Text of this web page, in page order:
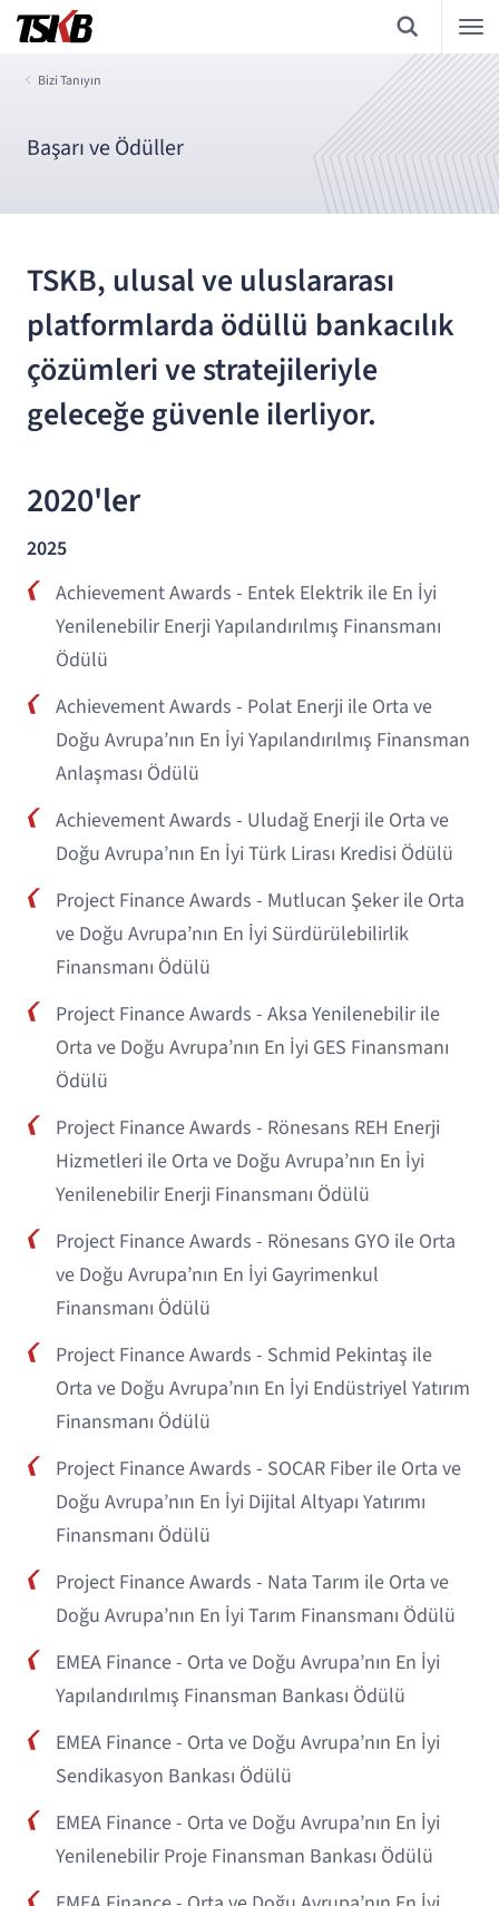
Bizi Tanıyın
Başarı ve Ödüller
TSKB, ulusal ve uluslararası
platformlarda ödüllü bankacılık
çözümleri ve stratejileriyle
geleceğe güvenle ilerliyor.
2020'ler
2025
Achievement Awards - Entek Elektrik ile En İyi
Yenilenebilir Enerji Yapılandırılmış Finansmanı
Ödülü
Achievement Awards - Polat Enerji ile Orta ve
Doğu Avrupa’nın En İyi Yapılandırılmış Finansman
Anlaşması Ödülü
Achievement Awards - Uludağ Enerji ile Orta ve
Doğu Avrupa’nın En İyi Türk Lirası Kredisi Ödülü
Project Finance Awards - Mutlucan Şeker ile Orta
ve Doğu Avrupa’nın En İyi Sürdürülebilirlik
Finansmanı Ödülü
Project Finance Awards - Aksa Yenilenebilir ile
Orta ve Doğu Avrupa’nın En İyi GES Finansmanı
Ödülü
Project Finance Awards - Rönesans REH Enerji
Hizmetleri ile Orta ve Doğu Avrupa’nın En İyi
Yenilenebilir Enerji Finansmanı Ödülü
Project Finance Awards - Rönesans GYO ile Orta
ve Doğu Avrupa’nın En İyi Gayrimenkul
Finansmanı Ödülü
Project Finance Awards - Schmid Pekintaş ile
Orta ve Doğu Avrupa’nın En İyi Endüstriyel Yatırım
Finansmanı Ödülü
Project Finance Awards - SOCAR Fiber ile Orta ve
Doğu Avrupa’nın En İyi Dijital Altyapı Yatırımı
Finansmanı Ödülü
Project Finance Awards - Nata Tarım ile Orta ve
Doğu Avrupa’nın En İyi Tarım Finansmanı Ödülü
EMEA Finance - Orta ve Doğu Avrupa’nın En İyi
Yapılandırılmış Finansman Bankası Ödülü
EMEA Finance - Orta ve Doğu Avrupa’nın En İyi
Sendikasyon Bankası Ödülü
EMEA Finance - Orta ve Doğu Avrupa’nın En İyi
Yenilenebilir Proje Finansman Bankası Ödülü